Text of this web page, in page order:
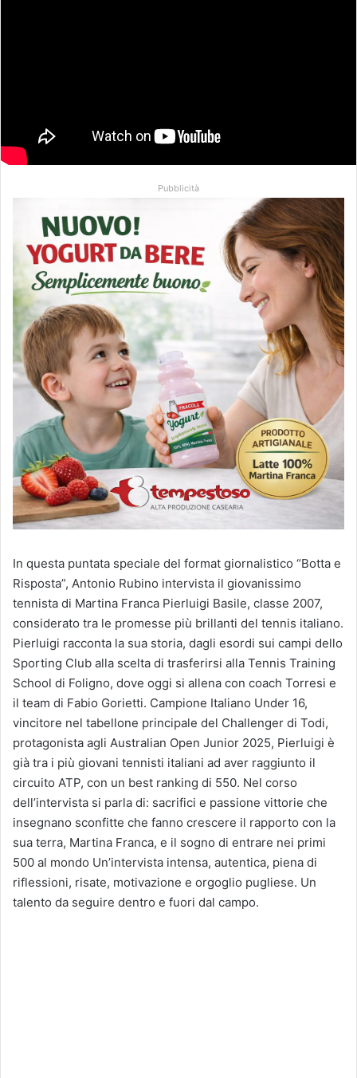
Pubblicità
In questa puntata speciale del format giornalistico “Botta e
Risposta”, Antonio Rubino intervista il giovanissimo
tennista di Martina Franca Pierluigi Basile, classe 2007,
considerato tra le promesse più brillanti del tennis italiano.
Pierluigi racconta la sua storia, dagli esordi sui campi dello
Sporting Club alla scelta di trasferirsi alla Tennis Training
School di Foligno, dove oggi si allena con coach Torresi e
il team di Fabio Gorietti. Campione Italiano Under 16,
vincitore nel tabellone principale del Challenger di Todi,
protagonista agli Australian Open Junior 2025, Pierluigi è
già tra i più giovani tennisti italiani ad aver raggiunto il
circuito ATP, con un best ranking di 550. Nel corso
dell’intervista si parla di: sacrifici e passione vittorie che
insegnano sconfitte che fanno crescere il rapporto con la
sua terra, Martina Franca, e il sogno di entrare nei primi
500 al mondo Un’intervista intensa, autentica, piena di
riflessioni, risate, motivazione e orgoglio pugliese. Un
talento da seguire dentro e fuori dal campo.